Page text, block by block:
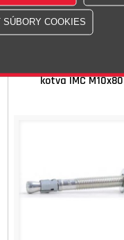
0,14 €s DPH
0,12 €bez DPH
kotva IMC M10x80